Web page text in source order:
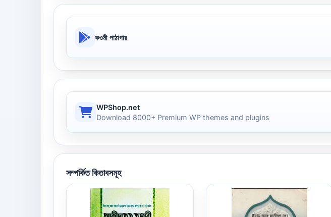
কওমী পাঠাগার
WPShop.net
Download 8000+ Premium WP themes and plugins
সম্পর্কিত কিতাবসমূহ